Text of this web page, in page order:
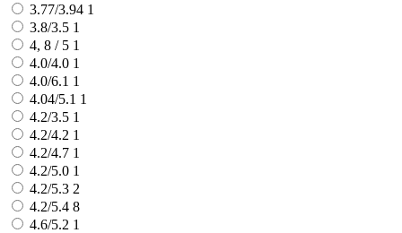
3.77/3.94 1
3.8/3.5 1
4, 8 / 5 1
4.0/4.0 1
4.0/6.1 1
4.04/5.1 1
4.2/3.5 1
4.2/4.2 1
4.2/4.7 1
4.2/5.0 1
4.2/5.3 2
4.2/5.4 8
4.6/5.2 1